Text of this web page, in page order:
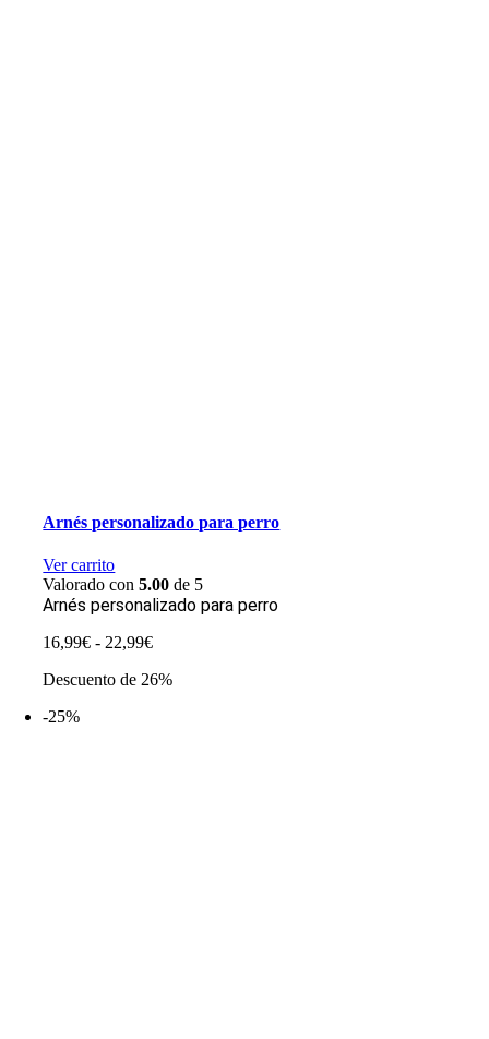
Arnés personalizado para perro
Ver carrito
Valorado con5.00 de 5
Arnés personalizado para perro
16,99€ - 22,99€Rango
precios:
Descuento de 26%
-25%